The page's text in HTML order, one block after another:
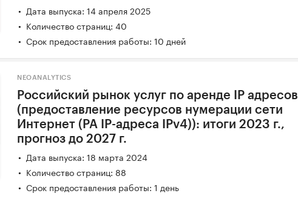
Дата выпуска: 14 апреля 2025
Количество страниц: 40
Срок предоставления работы: 10 дней
NEOANALYTICS
Российский рынок услуг по аренде IP адресов
(предоставление ресурсов нумерации сети
Интернет (PA IP-адреса IPv4)): итоги 2023 г.,
прогноз до 2027 г.
Дата выпуска: 18 марта 2024
Количество страниц: 88
Срок предоставления работы: 1 день